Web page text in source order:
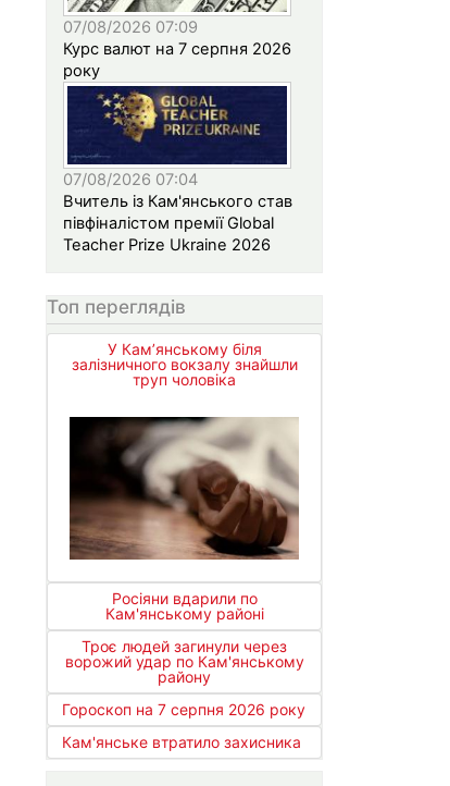
07/08/2026 07:09
Курс валют на 7 серпня 2026
року
07/08/2026 07:04
Вчитель із Кам'янського став
півфіналістом премії Global
Teacher Prize Ukraine 2026
Топ переглядів
У Кам’янському біля
залізничного вокзалу знайшли
труп чоловіка
Росіяни вдарили по
Кам'янському районі
Троє людей загинули через
ворожий удар по Кам'янському
району
Гороскоп на 7 серпня 2026 року
Кам'янське втратило захисника